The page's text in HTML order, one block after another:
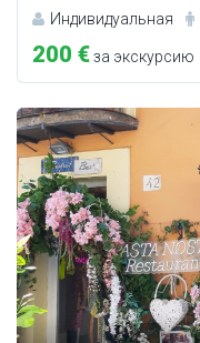
Индивидуальная
200 €за экскурсию